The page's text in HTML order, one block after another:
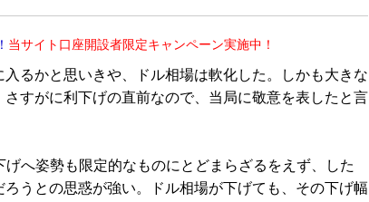
当サイト口座開設者限定キャンペーン実施中！
るかと思いきや、ドル相場は軟化した。しかも大きな
すがに利下げの直前なので、当局に敬意を表したと言
へ姿勢も限定的なものにとどまらざるをえず、した
うとの思惑が強い。ドル相場が下げても、その下げ幅